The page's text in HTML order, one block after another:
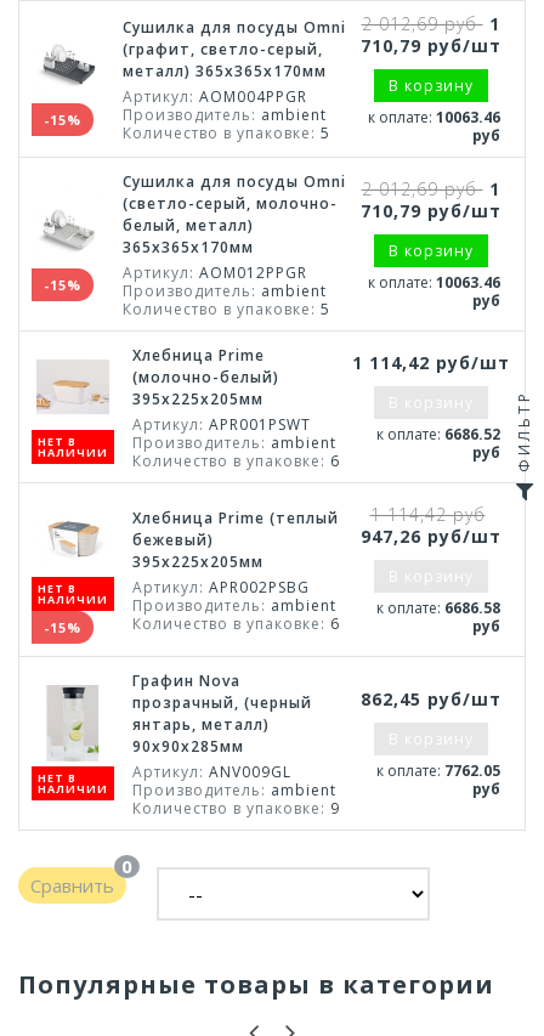
-15%
Сушилка для посуды Omni
(графит, светло-серый,
металл) 365х365х170мм
Артикул: AOM004PPGR
Производитель: ambient
Количество в упаковке: 5
2 012,69 руб 1
710,79 руб/шт
В корзину
к оплате: 10063.46
руб
-15%
Сушилка для посуды Omni
(светло-серый, молочно-
белый, металл)
365х365х170мм
Артикул: AOM012PPGR
Производитель: ambient
Количество в упаковке: 5
2 012,69 руб 1
710,79 руб/шт
В корзину
к оплате: 10063.46
руб
НЕТ В
НАЛИЧИИ
Хлебница Prime
(молочно-белый)
395х225х205мм
Артикул: APR001PSWT
Производитель: ambient
Количество в упаковке: 6
1 114,42 руб/шт
В корзину
к оплате: 6686.52
руб
НЕТ В
НАЛИЧИИ
-15%
Хлебница Prime (теплый
бежевый)
395х225х205мм
Артикул: APR002PSBG
Производитель: ambient
Количество в упаковке: 6
1 114,42 руб
947,26 руб/шт
В корзину
к оплате: 6686.58
руб
НЕТ В
НАЛИЧИИ
Графин Nova
прозрачный, (черный
янтарь, металл)
90х90х285мм
Артикул: ANV009GL
Производитель: ambient
Количество в упаковке: 9
862,45 руб/шт
В корзину
к оплате: 7762.05
руб
Сравнить
0
Популярные товары в категории
ФИЛЬТР